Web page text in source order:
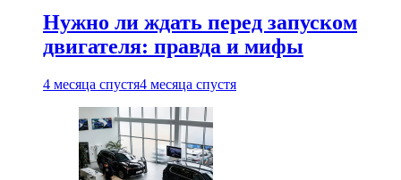
Нужно ли ждать перед запуском
двигателя: правда и мифы
4 месяца спустя4 месяца спустя